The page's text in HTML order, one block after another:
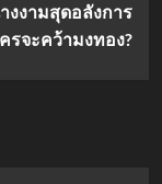
งงามสุดอลังการ
รจะคว้ามงทอง?